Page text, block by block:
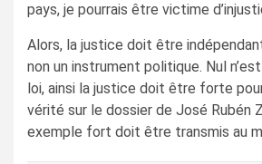
pays, je pourrais être victime
Alors, la justice doit être
non un instrument politique. Nul
loi, ainsi la justice doit être forte
vérité sur le dossier de José Rubén
exemple fort doit être transmis au